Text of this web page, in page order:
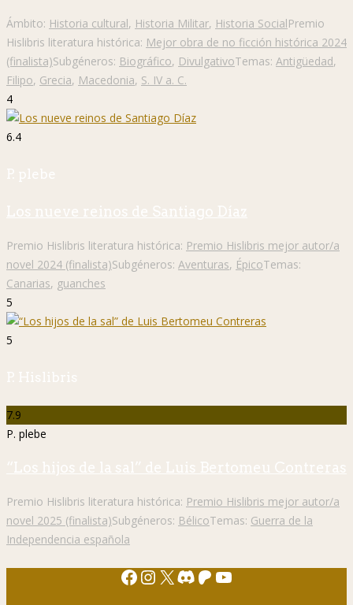
Ámbito: Historia cultural, Historia Militar, Historia SocialPremio
Hislibris literatura histórica: Mejor obra de no ficción histórica 2024
(finalista)Subgéneros: Biográfico, DivulgativoTemas: Antigüedad,
Filipo, Grecia, Macedonia, S. IV a. C.
4
6.4
P. plebe
Los nueve reinos de Santiago Díaz
Premio Hislibris literatura histórica: Premio Hislibris mejor autor/a
novel 2024 (finalista)Subgéneros: Aventuras, ÉpicoTemas:
Canarias, guanches
5
5
P. Hislibris
7.9
P. plebe
“Los hijos de la sal” de Luis Bertomeu Contreras
Premio Hislibris literatura histórica: Premio Hislibris mejor autor/a
novel 2025 (finalista)Subgéneros: BélicoTemas: Guerra de la
Independencia española
Facebook
Instagram
X Discord
Patreon
YouTube